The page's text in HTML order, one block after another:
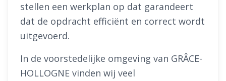
stellen een werkplan op dat garandeert
dat de opdracht efficiënt en correct wordt
uitgevoerd.
In de voorstedelijke omgeving van GRÂCE-
HOLLOGNE vinden wij veel